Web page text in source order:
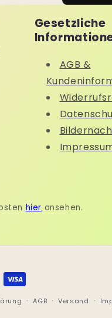
Gesetzliche
AGB &
hier ansehen.
AGB Versand